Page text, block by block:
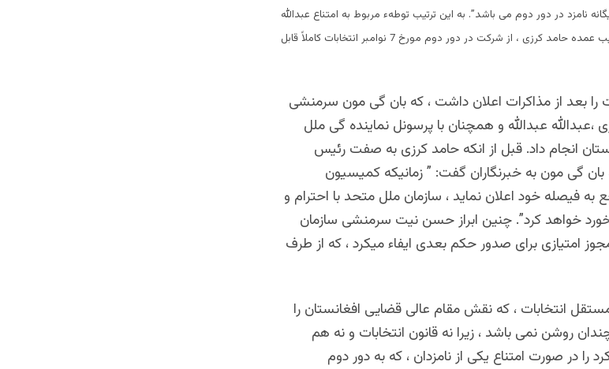
نامزد در دور دوم می باشد”. به این ترتیب توطهء مربوط به امتناع عبدالله
عبدالله وزیر خارجه اسبق افغانستان ، رقیب عمده حامد کرزی ، از شرکت در دور دوم مورخ 7 نوامبر انتخابات کاملاً قابل
را بعد از مذاکرات اعلان داشت ، که بان گی مون سرمنشی
،عبدالله عبدالله و همچنان با پرسونل نماینده گی ملل
انجام داد. قبل از انکه حامد کرزی به صفت رئیس
بان گی مون به خبرنگاران گفت: ” زمانیکه کمیسیون
به فیصله خود اعلان نماید ، سازمان ملل متحد با احترام و
خواهد کرد”. چنین ابراز حسن نیت سرمنشی سازمان
امتیازی برای صدور حکم بعدی ایفاء میکرد ، که از طرف
انتخابات ، که نقش مقام عالی قضایی افغانستان را
روشن نمی باشد ، زیرا نه قانون انتخابات و نه هم
در صورت امتناع یکی از نامزدان ، که به دور دوم